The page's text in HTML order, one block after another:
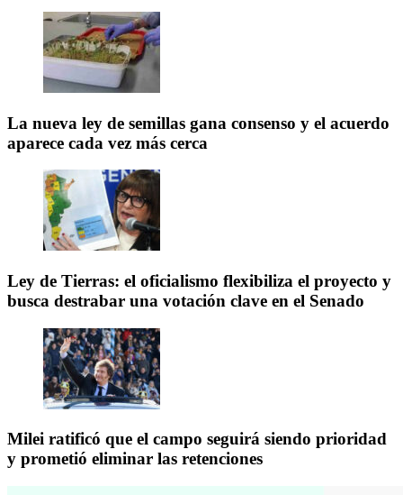
La nueva ley de semillas gana consenso y el acuerdo
aparece cada vez más cerca
Ley de Tierras: el oficialismo flexibiliza el proyecto y
busca destrabar una votación clave en el Senado
Milei ratificó que el campo seguirá siendo prioridad
y prometió eliminar las retenciones